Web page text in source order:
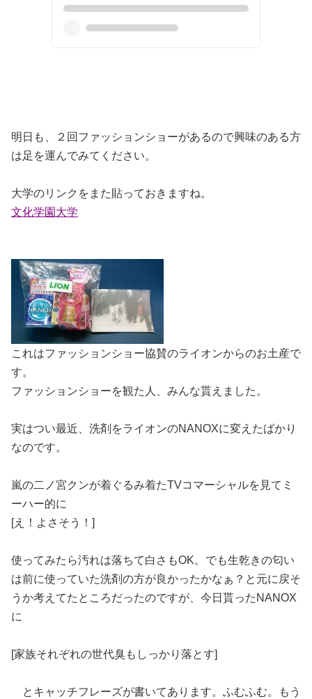
明日も、２回ファッションショーがあるので興味のある方
は足を運んでみてください。
大学のリンクをまた貼っておきますね。
文化学園大学
これはファッションショー協賛のライオンからのお土産で
す。
ファッションショーを観た人、みんな貰えました。
実はつい最近、洗剤をライオンのNANOXに変えたばかり
なのです。
嵐の二ノ宮クンが着ぐるみ着たTVコマーシャルを見てミ
ーハー的に
[え！よさそう！]
使ってみたら汚れは落ちて白さもOK。でも生乾きの匂い
は前に使っていた洗剤の方が良かったかなぁ？と元に戻そ
うか考えてたところだったのですが、今日貰ったNANOX
に
[家族それぞれの世代臭もしっかり落とす]
とキャッチフレーズが書いてあります。ふむふむ。もう